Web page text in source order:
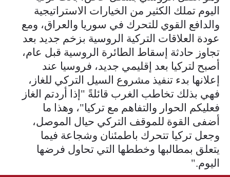
اليوم تملك الكثير من الخيارات الاستراتيجية
والدافع القوي للتحرك في سوريا والعراق، ومع
عودة العلاقات التركية الروسية بزخم جديد بعد
تجاوز حادثة إسقاط الطائرة الروسية قبل عام،
أصبح لتركيا بعد إقليمي جديد، فروسيا عند
إعلانها بدء تنفيذ مشروع السيل التركي للغاز،
فهي بذلك تخاطب الغرب قائلةً "إذا أردتم الغاز
فعليكم الحوار والتفاهم مع تركيا"، وهذا ما
أضفى القوة للموقف التركي حيال الموصل،
وجعل تركيا تتحرك باطمئنان وشجاعة فيما
يتعلق بمطالبها وخططها التي تحاول فرضها
اليوم."